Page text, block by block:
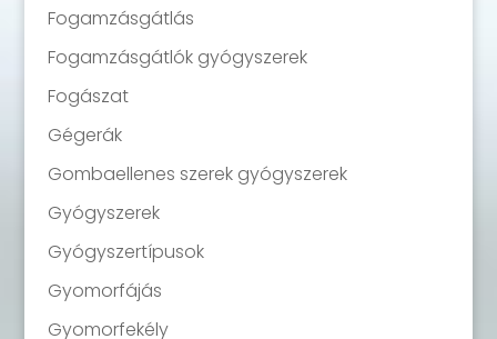
Fogamzásgátlás
Fogamzásgátlók gyógyszerek
Fogászat
Gégerák
Gombaellenes szerek gyógyszerek
Gyógyszerek
Gyógyszertípusok
Gyomorfájás
Gyomorfekély